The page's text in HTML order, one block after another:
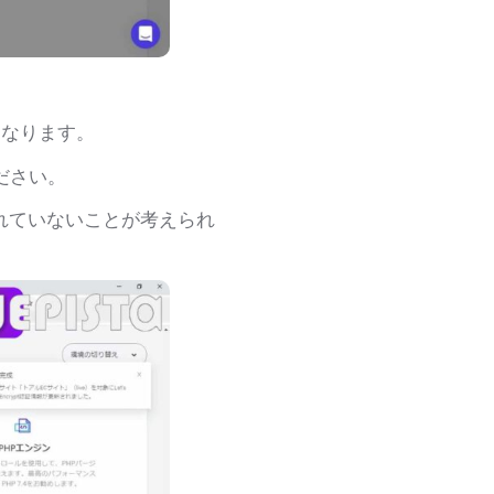
ります。
い。
ていないことが考えられ